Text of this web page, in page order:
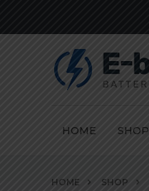
HOME SHOP
HOME SHOP